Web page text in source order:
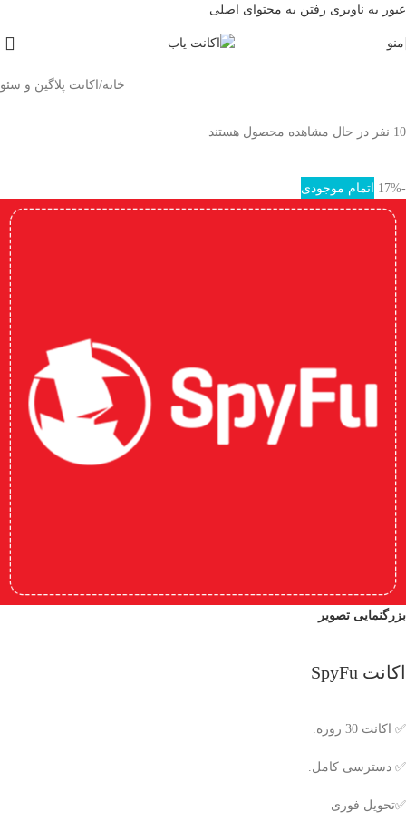
عبور به ناوبری رفتن به محتوای اصلی
منو
خانه/اکانت پلاگین و سئو
10 نفر در حال مشاهده محصول هستند
-17% اتمام موجودی
بزرگنمایی تصویر
اکانت SpyFu
✅ اکانت 30 روزه.
✅ دسترسی کامل.
✅تحویل فوری